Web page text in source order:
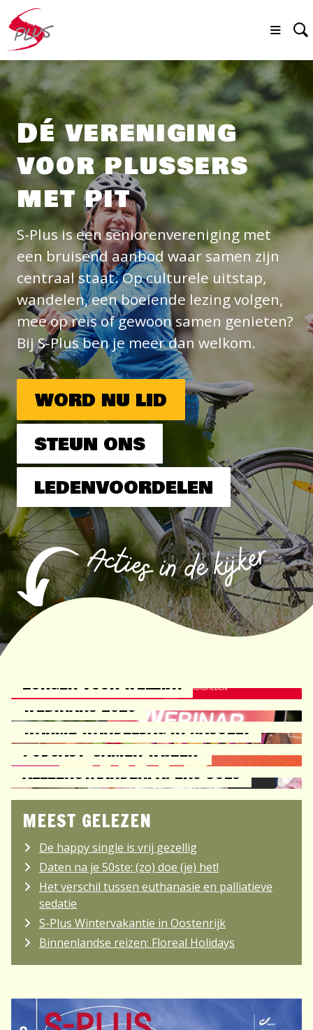
Dé vereniging
voor plussers
met pit
S-Plus is een seniorenvereniging met
een bruisend aanbod waar samen zijn
centraal staat. Op culturele uitstap,
wandelen, een boeiende lezing volgen,
mee op reis of gewoon samen genieten?
Bij S-Plus ben je meer dan welkom.
WORD NU LID
STEUN ONS
LEDENVOORDELEN
ZORGEN VOOR WELZIJN
WEBINARS 2026
WARME WANDELDAG IN HASSELT
PODCAST 'SAMEN WIJZER'
ALLEENSTAANDEN: APERO SOLO
MEEST GELEZEN
De happy single is vrij gezellig
Daten na je 50ste: (zo) doe (je) het!
Het verschil tussen euthanasie en palliatieve
sedatie
S-Plus Wintervakantie in Oostenrijk
Binnenlandse reizen: Floreal Holidays